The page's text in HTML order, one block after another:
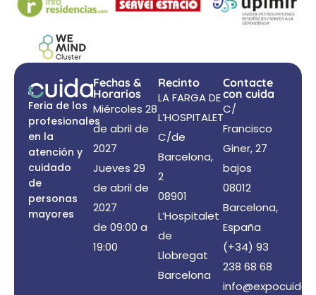
Feria de los
profesionales
en la
atención y
cuidado
de
personas
mayores
Fechas &
Horarios
Miércoles 28
de abril de
2027
Jueves 29
de abril de
2027
de 09:00 a
19:00
Recinto
LA FARGA DE
L’HOSPITALET
C/de
Barcelona,
2
08901
L’Hospitalet
de
Llobregat
Barcelona
Contacte
con cuida
C/
Francisco
Giner, 27
bajos
08012
Barcelona,
España
(+34) 93
238 68 68